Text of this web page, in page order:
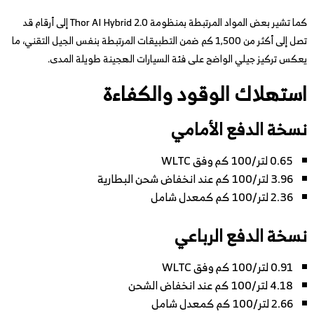
كما تشير بعض المواد المرتبطة بمنظومة Thor AI Hybrid 2.0 إلى أرقام قد
تصل إلى أكثر من 1,500 كم ضمن التطبيقات المرتبطة بنفس الجيل التقني، ما
يعكس تركيز جيلي الواضح على فئة السيارات الهجينة طويلة المدى.
استهلاك الوقود والكفاءة
نسخة الدفع الأمامي
0.65 لتر/100 كم وفق WLTC
3.96 لتر/100 كم عند انخفاض شحن البطارية
2.36 لتر/100 كم كمعدل شامل
نسخة الدفع الرباعي
0.91 لتر/100 كم وفق WLTC
4.18 لتر/100 كم عند انخفاض الشحن
2.66 لتر/100 كم كمعدل شامل